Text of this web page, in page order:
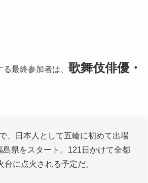
最終参加者は、 歌舞伎俳優・
、日本人として五輪に初めて出場
県をスタート。121日かけて全都
に点火される予定だ。